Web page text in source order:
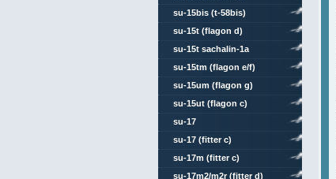
su-15bis (t-58bis)
su-15t (flagon d)
su-15t sachalin-1a
su-15tm (flagon e/f)
su-15um (flagon g)
su-15ut (flagon c)
su-17
su-17 (fitter c)
su-17m (fitter c)
su-17m2/m2r (fitter d)